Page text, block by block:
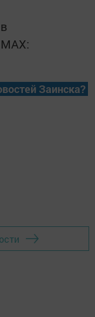
Заинска?